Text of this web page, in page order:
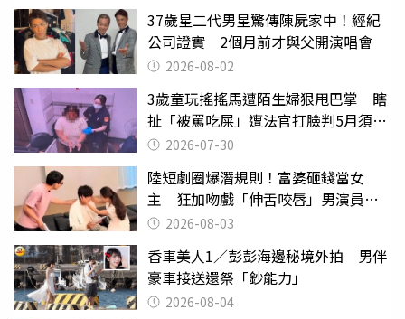
37歲星二代男星驚傳陳屍家中！經紀
公司證實 2個月前才與父開演唱會
2026-08-02
3歲童玩搖搖馬遭陌生婦狠甩巴掌 瞎
扯「被罵吃屎」遭法官打臉判5月須入
監 2026-07-30
陸短劇圈爆潛規則！富婆砸錢當女
主 狂加吻戲「伸舌咬唇」男演員崩
潰 2026-08-03
香車美人1／彭彭海邊秘境外拍 男伴
豪車接送還祭「鈔能力」
2026-08-04